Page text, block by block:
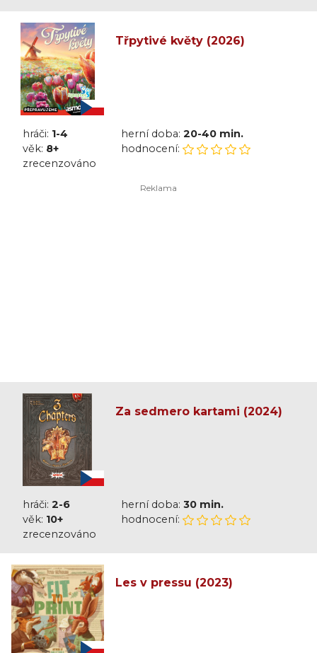
Třpytivé květy (2026)
hráči: 1-4 herní doba: 20-40 min.
věk: 8+
hodnocení:
zrecenzováno
Za sedmero kartami (2024)
hráči: 2-6 herní doba: 30 min.
věk: 10+
hodnocení:
zrecenzováno
Les v pressu (2023)